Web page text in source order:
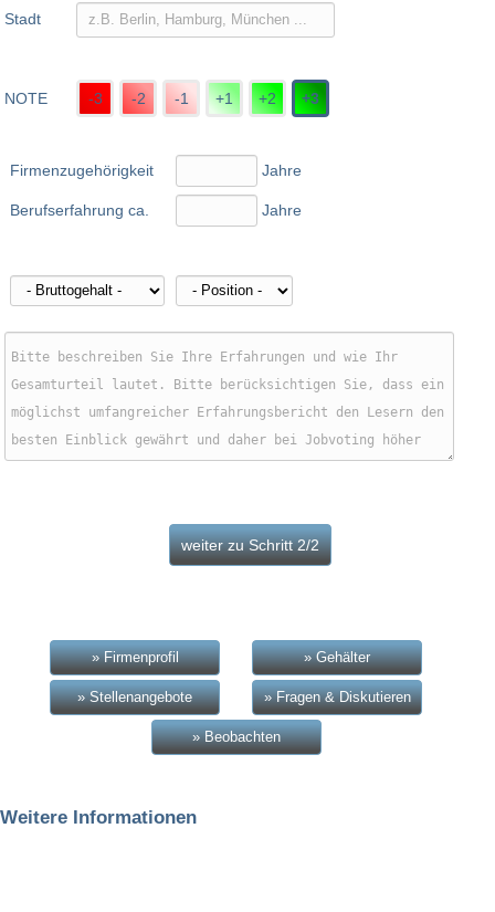
Stadt
NOTE -3 -2 -1 +1 +2 +3
Firmenzugehörigkeit
Berufserfahrung ca.
Jahre
Jahre
» Firmenprofil » Gehälter
» Stellenangebote » Fragen & Diskutieren
» Beobachten
Weitere Informationen